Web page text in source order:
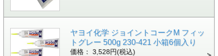
ヤヨイ化学 ジョイントコークM フィッ
トグレー 500g 230-421 小箱6個入り
価格： 3,528円(税込)